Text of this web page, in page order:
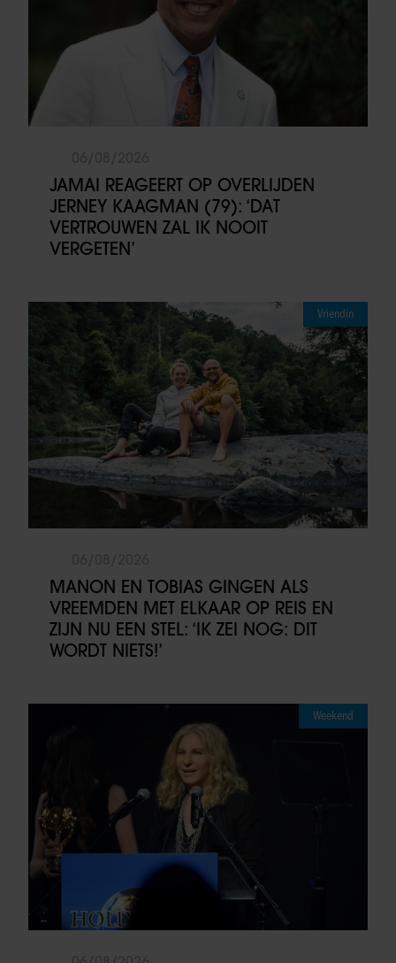
JAMAI REAGEERT OP OVERLIJDEN
JERNEY KAAGMAN (79): ‘DAT
VERTROUWEN ZAL IK NOOIT
VERGETEN’
Vriendin
MANON EN TOBIAS GINGEN ALS
VREEMDEN MET ELKAAR OP REIS EN
ZIJN NU EEN STEL: ‘IK ZEI NOG: DIT
WORDT NIETS!’
Weekend